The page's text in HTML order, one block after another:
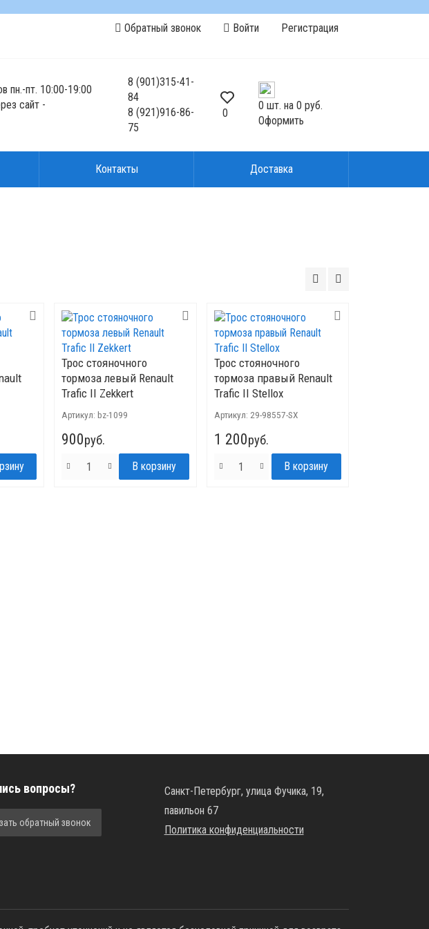
Обратный звонок Войти Регистрация
пн.-пт. 10:00-19:00
сайт -
8(901)315-41-
84
8(921)916-86-
75
0
0 шт. на 0 руб.
Оформить
Контакты Доставка
Трос стояночного
тормоза левый Renault
Trafic II Zekkert
Артикул:bz-1099
900руб.
Трос стояночного
тормоза правый Renault
Trafic II Stellox
Артикул: 29-98557-SX
1 200руб.
вопросы?
обратный звонок
Санкт-Петербург, улица Фучика, 19,
павильон 67
Политика конфиденциальности